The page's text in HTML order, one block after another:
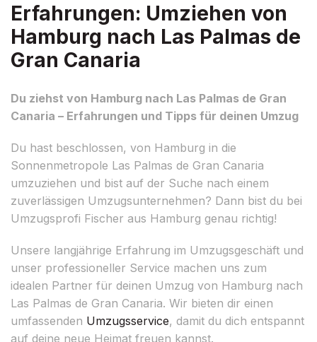
Erfahrungen: Umziehen von
Hamburg nach Las Palmas de
Gran Canaria
Du ziehst von Hamburg nach Las Palmas de Gran
Canaria – Erfahrungen und Tipps für deinen Umzug
Du hast beschlossen, von Hamburg in die
Sonnenmetropole Las Palmas de Gran Canaria
umzuziehen und bist auf der Suche nach einem
zuverlässigen Umzugsunternehmen? Dann bist du bei
Umzugsprofi Fischer aus Hamburg genau richtig!
Unsere langjährige Erfahrung im Umzugsgeschäft und
unser professioneller Service machen uns zum
idealen Partner für deinen Umzug von Hamburg nach
Las Palmas de Gran Canaria. Wir bieten dir einen
umfassenden Umzugsservice, damit du dich entspannt
auf deine neue Heimat freuen kannst.